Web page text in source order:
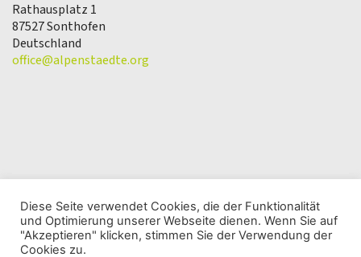
Rathausplatz 1
87527 Sonthofen
Deutschland
office@alpenstaedte.org
© Copyright 2025 | Verein Alpenstadt des Jahres |
Datenschutzerklärung
Diese Seite verwendet Cookies, die der Funktionalität
und Optimierung unserer Webseite dienen. Wenn Sie auf
"Akzeptieren" klicken, stimmen Sie der Verwendung der
Cookies zu.